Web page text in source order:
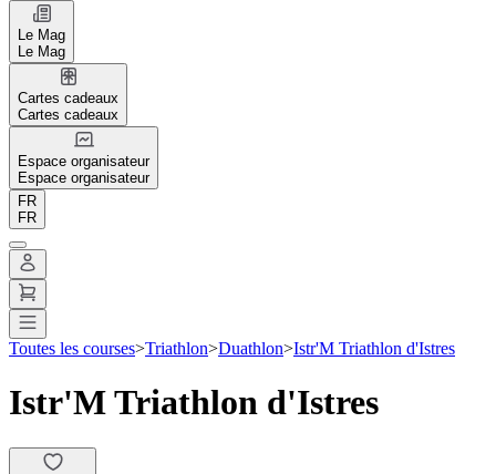
Le Mag
Le Mag
Cartes cadeaux
Cartes cadeaux
Espace organisateur
Espace organisateur
FR
FR
Toutes les courses>Triathlon>Duathlon>Istr'M Triathlon d'Istres
Istr'M Triathlon d'Istres